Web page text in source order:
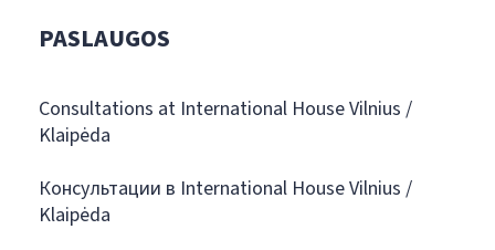
PASLAUGOS
Consultations at International House Vilnius /
Klaipėda
Консультации в International House Vilnius /
Klaipėda